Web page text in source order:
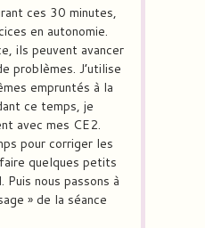
ces 30 minutes,
en autonomie.
ils peuvent avancer
problèmes. J’utilise
empruntés à la
ce temps, je
avec mes CE2.
pour corriger les
quelques petits
nous passons à
» de la séance